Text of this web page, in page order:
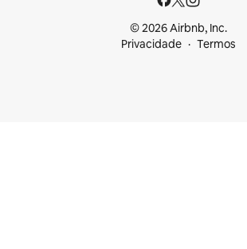
© 2026 Airbnb, Inc.
Privacidade
Termos